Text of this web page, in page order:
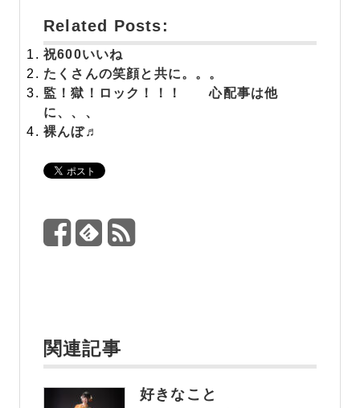
Related Posts:
祝600いいね
たくさんの笑顔と共に。。。
監！獄！ロック！！！ 心配事は他
に、、、
裸んぼ♬
関連記事
好きなこと